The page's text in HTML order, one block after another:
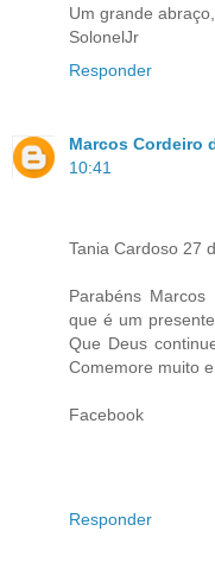
Um grande abraço,
SolonelJr
Responder
Marcos Cordeiro
10:41
Tania Cardoso 27
Parabéns
que é um
Que Deus
Comemore muito
Facebook
Responder